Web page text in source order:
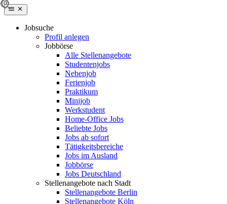
Jobsuche
Profil anlegen
Jobbörse
Alle Stellenangebote
Studentenjobs
Nebenjob
Ferienjob
Praktikum
Minijob
Werkstudent
Home-Office Jobs
Beliebte Jobs
Jobs ab sofort
Tätigkeitsbereiche
Jobs im Ausland
Jobbörse
Jobs Deutschland
Stellenangebote nach Stadt
Stellenangebote Berlin
Stellenangebote Köln